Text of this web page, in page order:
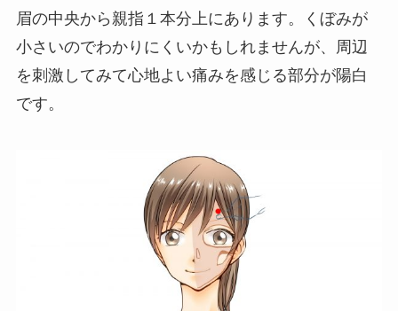
眉の中央から親指１本分上にあります。くぼみが
小さいのでわかりにくいかもしれませんが、周辺
を刺激してみて心地よい痛みを感じる部分が陽白
です。